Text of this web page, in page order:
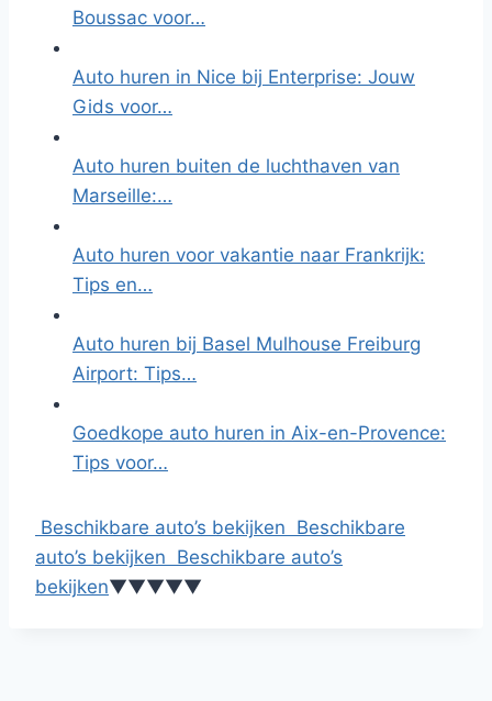
Boussac voor…
Auto huren in Nice bij Enterprise: Jouw
Gids voor…
Auto huren buiten de luchthaven van
Marseille:…
Auto huren voor vakantie naar Frankrijk:
Tips en…
Auto huren bij Basel Mulhouse Freiburg
Airport: Tips…
Goedkope auto huren in Aix-en-Provence:
Tips voor…
Beschikbare auto’s bekijken Beschikbare
auto’s bekijken Beschikbare auto’s
bekijken▼▼▼▼▼